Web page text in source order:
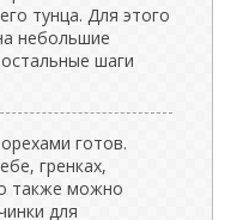
тунца. Для этого
небольшие
шаги
готов.
гренках,
также можно
для